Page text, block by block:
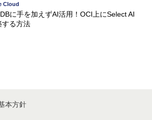
Cloud
に手を加えずAI活用！OCI上にSelect AI
する方法
本方針